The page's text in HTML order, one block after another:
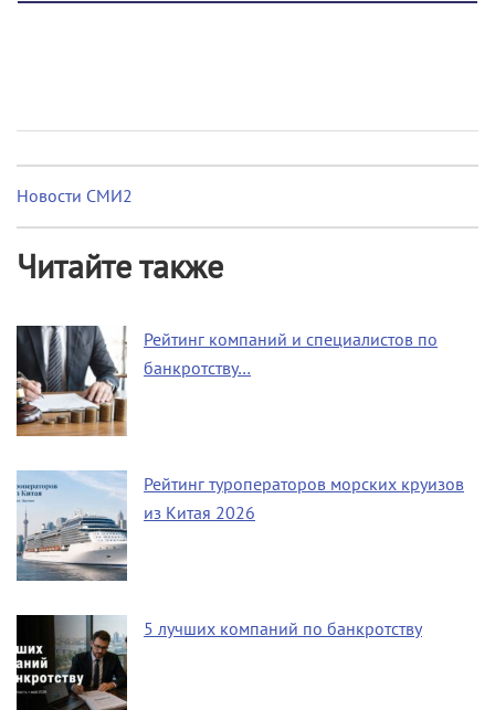
Новости СМИ2
Читайте также
Рейтинг компаний и специалистов по
банкротству…
Рейтинг туроператоров морских круизов
из Китая 2026
5 лучших компаний по банкротству